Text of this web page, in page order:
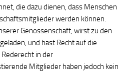
die dazu dienen, dass Menschen
werden können.
Genossenschaft, wirst zu den
und hast Recht auf die
in der
Mitglieder haben jedoch kein